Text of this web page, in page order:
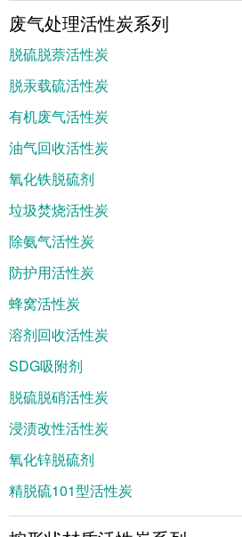
废气处理活性炭系列
脱硫脱萘活性炭
脱汞载硫活性炭
有机废气活性炭
油气回收活性炭
氧化铁脱硫剂
垃圾焚烧活性炭
除氨气活性炭
防护用活性炭
蜂窝活性炭
溶剂回收活性炭
SDG吸附剂
脱硫脱硝活性炭
浸渍改性活性炭
氧化锌脱硫剂
精脱硫101型活性炭